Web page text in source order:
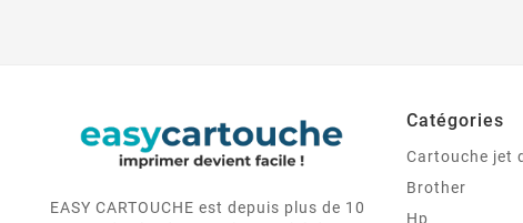
EASY CARTOUCHE est depuis plus de 10
Catégories
Cartouche jet
Brother
Hp